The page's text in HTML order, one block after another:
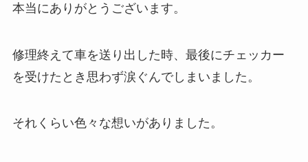
本当にありがとうございます。
修理終えて車を送り出した時、最後にチェッカー
を受けたとき思わず涙ぐんでしまいました。
それくらい色々な想いがありました。